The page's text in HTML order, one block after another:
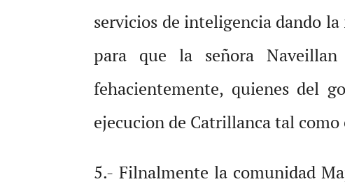
servicios de inteligencia dando
para que la señora
fehacientemente, quienes del
ejecucion de Catrillanca tal
5.- Filnalmente la comunidad